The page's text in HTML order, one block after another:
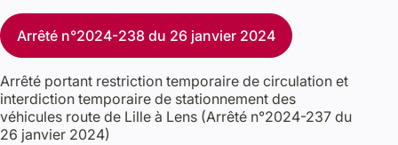
Arrêté n°2024-238 du 26 janvier 2024
Arrêté portant restriction temporaire de circulation et
interdiction temporaire de stationnement des
véhicules route de Lille à Lens (Arrêté n°2024-237 du
26 janvier 2024)